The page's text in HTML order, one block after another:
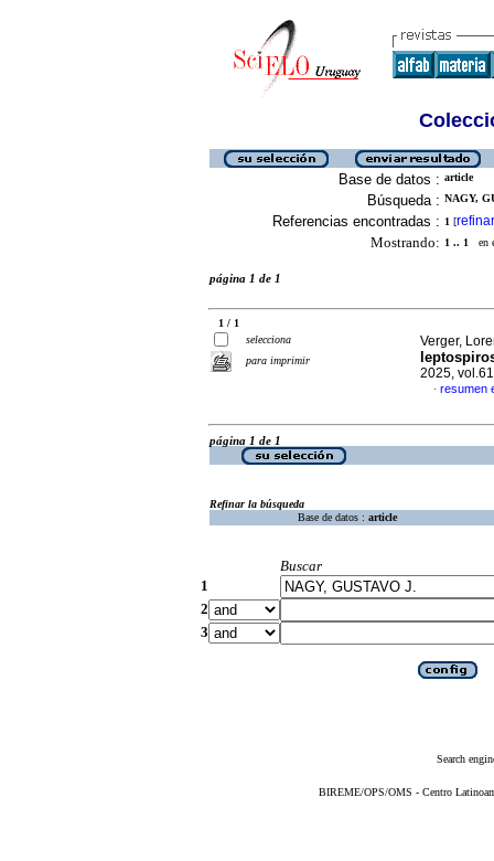
Base de datos : article
Búsqueda : NAGY,
Referencias encontradas : 1 [refinar
Mostrando: 1 .. 1 en
página 1 de 1
1 / 1
selecciona
para imprimir
Verger,
2025,
· resumen
página 1 de 1
Refinar la búsqueda
Base de datos : article
Buscar
1
2
3
Search
BIREME/OPS/OMS - Centro